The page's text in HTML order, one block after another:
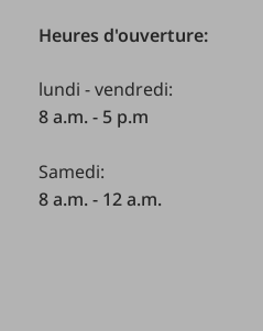
Heures d'ouverture:
lundi - vendredi:
8 a.m. - 5 p.m
Samedi:
8 a.m. - 12 a.m.